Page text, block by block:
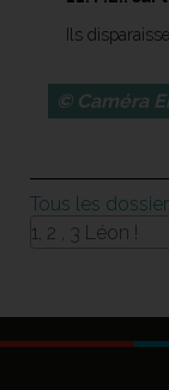
Ils
© Caméra
Tous les
1, 2 , 3 Léon !